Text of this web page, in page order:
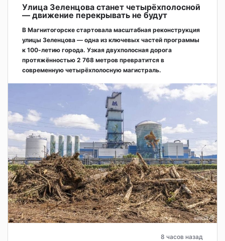
Улица Зеленцова станет четырёхполосной
— движение перекрывать не будут
В Магнитогорске стартовала масштабная реконструкция
улицы Зеленцова — одна из ключевых частей программы
к 100-летию города. Узкая двухполосная дорога
протяжённостью 2 768 метров превратится в
современную четырёхполосную магистраль.
8 часов назад